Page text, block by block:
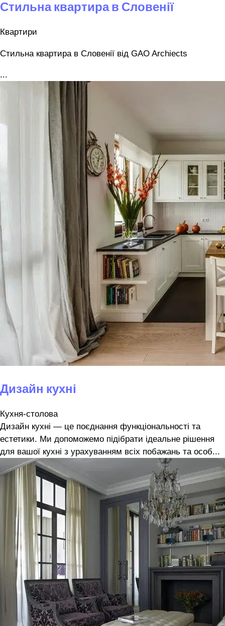
Стильна квартира в Словенії
Квартири
Стильна квартира в Словенії від GAO Archiects
...
Дизайн кухні
Кухня-столова
Дизайн кухні — це поєднання функціональності та
естетики. Ми допоможемо підібрати ідеальне рішення
для вашої кухні з урахуванням всіх побажань та особ...